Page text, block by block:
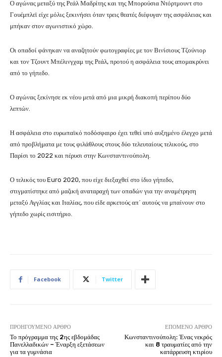
Ο αγώνας μεταξύ της Ρεάλ Μαδρίτης και της Μπορούσια Ντόρτμουντ στο
Γουέμπλεϊ είχε μόλις ξεκινήσει όταν τρεις θεατές διέφυγαν της ασφάλειας και
μπήκαν στον αγωνιστικό χώρο.
Οι οπαδοί φάνηκαν να αναζητούν φωτογραφίες με τον Βινίσιους Τζούνιορ
και τον Τζουντ Μπέλινγχαμ της Ρεάλ, προτού η ασφάλεια τους απομακρύνει
από το γήπεδο.
Ο αγώνας ξεκίνησε εκ νέου μετά από μια μικρή διακοπή περίπου δύο
λεπτών.
Η ασφάλεια στο ευρωπαϊκό ποδόσφαιρο έχει τεθεί υπό αυξημένο έλεγχο μετά
από προβλήματα με τους φιλάθλους στους δύο τελευταίους τελικούς, στο
Παρίσι το 2022 και πέρυσι στην Κωνσταντινούπολη.
Ο τελικός του Euro 2020, που είχε διεξαχθεί στο ίδιο γήπεδο,
στιγματίστηκε από μαζική αναταραχή των οπαδών για την αναμέτρηση
μεταξύ Αγγλίας και Ιταλίας, που είδε αρκετούς απ΄ αυτούς να μπαίνουν στο
γήπεδο χωρίς εισιτήριο.
Facebook Twitter
ΠΡΟΗΓΟΎΜΕΝΟ ΆΡΘΡΟ
Το πρόγραμμα της 2ης εβδομάδας
Πανελλαδικών – Έναρξη εξετάσεων
για τα γυμνάσια
ΕΠΌΜΕΝΟ ΆΡΘΡΟ
Κωνσταντινούπολη: Ένας νεκρός
και 8 τραυματίες από την
κατάρρευση κτιρίου